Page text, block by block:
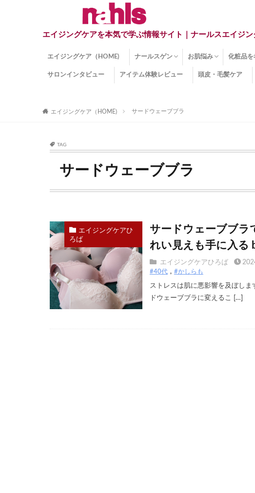
エイジングケアを本気で学ぶ情報サイト｜ナールスエイジ
エイジングケア（HOME) ナールスゲン
ナールスゲンとは？
ナールスゲン関連成分
お肌悩み
インナードライ肌
くすみ
目の下のクマ
しみ
しわ
顔・頭皮のたるみ
ほうれい線
毛穴
手荒れ
乾燥肌
敏感肌
紫外線ダメージ
薄毛
その他のお肌悩み
化粧品を
エイジン
化粧水
美容液
保湿クリ
酵素洗顔
ハンドク
フェイス
ほうれい
コラーゲ
メイク化
洗顔・ク
オールイ
その他の
サロンインタビュー アイテム体験レビュー 頭皮・毛髪ケア
エイジングケア（HOME) サードウェーブブラ
TAG
サードウェーブブラ
エイジングケアひ
ろば
サードウェーブブラ
れい見えも手に入
エイジングケアひろば
#40代 #かしらも
ストレスは肌に悪影響を及ぼし
ドウェーブブラに変えるこ […]